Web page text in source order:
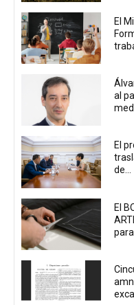
El
al
El
de...
El